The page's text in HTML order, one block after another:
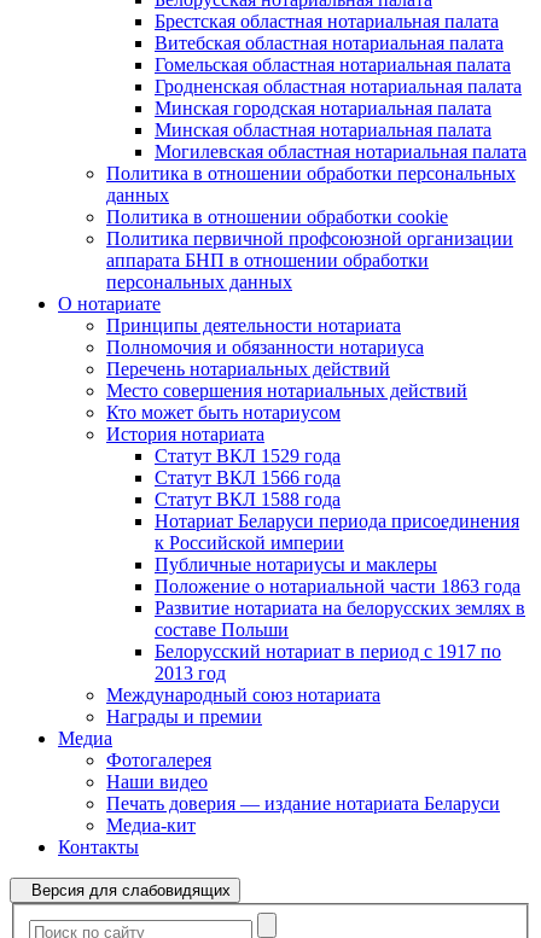
Брестская областная нотариальная палата
Витебская областная нотариальная палата
Гомельская областная нотариальная палата
Гродненская областная нотариальная палата
Минская городская нотариальная палата
Минская областная нотариальная палата
Могилевская областная нотариальная палата
Политика в отношении обработки персональных
данных
Политика в отношении обработки cookie
Политика первичной профсоюзной организации
аппарата БНП в отношении обработки
персональных данных
О нотариате
Принципы деятельности нотариата
Полномочия и обязанности нотариуса
Перечень нотариальных действий
Место совершения нотариальных действий
Кто может быть нотариусом
История нотариата
Статут ВКЛ 1529 года
Статут ВКЛ 1566 года
Статут ВКЛ 1588 года
Нотариат Беларуси периода присоединения
к Российской империи
Публичные нотариусы и маклеры
Положение о нотариальной части 1863 года
Развитие нотариата на белорусских землях в
составе Польши
Белорусский нотариат в период с 1917 по
2013 год
Международный союз нотариата
Награды и премии
Медиа
Фотогалерея
Наши видео
Печать доверия — издание нотариата Беларуси
Медиа-кит
Контакты
Версия для слабовидящих